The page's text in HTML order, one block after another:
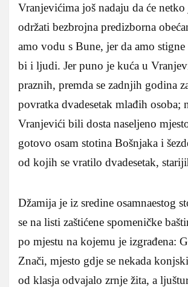
Vranjevićima još nadaju da će
održati bezbrojna predizborna
amo vodu s Bune, jer da amo
bi i ljudi. Jer puno je kuća u
praznih, premda se zadnjih godina
povratka dvadesetak mlađih osoba;
Vranjevići bili dosta naseljeno
gotovo osam stotina Bošnjaka i
od kojih se vratilo dvadesetak,
Džamija je iz sredine osamnaestog
se na listi zaštićene spomeničke
po mjestu na kojemu je izgrađena:
Znači, mjesto gdje se nekada
od klasja odvajalo zrnje žita, a